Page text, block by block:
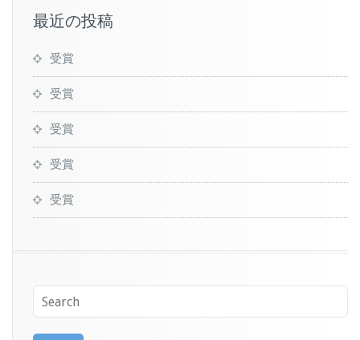
最近の投稿
受賞
受賞
受賞
受賞
受賞